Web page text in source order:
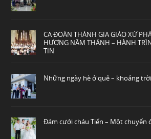
CA ĐOÀN THÁNH GIA GIÁO XỨ
HƯƠNG NĂM THÁNH – HÀNH
TIN
Những ngày hè ở quê – khoảng
Đám cưới cháu Tiến – Một chuyến